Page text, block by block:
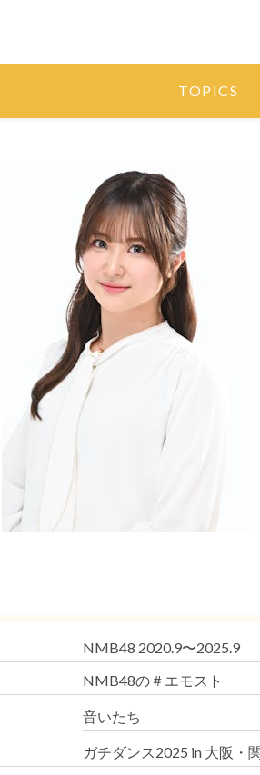
TOPICS
NMB48 2020.9〜2025.9
NMB48の＃エモスト
音いたち
ガチダンス2025 in 大阪・